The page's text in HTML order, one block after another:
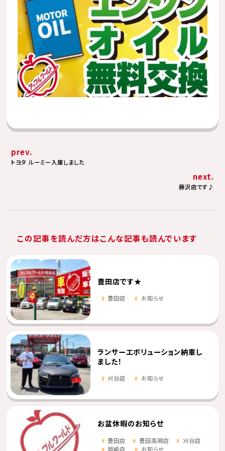
prev.
トヨタ ルーミー入庫しました
next.
藤沢店です♪
この記事を読んだ方はこんな記事も読んでいます
豊田店です★
豊田店 お知らせ
ランサーエボリューション納車し
ました！
刈谷店 お知らせ
お盆休暇のお知らせ
豊田店 豊田高岡店
刈谷店
岡崎店
お知らせ